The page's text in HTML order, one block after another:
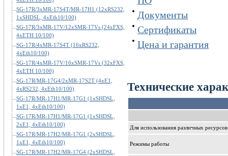
SG-17R/3xMR-17S4T/MR-17H1 (12xRS232,
1xSHDSL, 4xEth10/100)
SG-17R/3xMR-17V/12xSMR-17Vs (24xFXS,
4xETH 10/100)
SG-17R/4xMR-17S4T (16xRS232,
4xEth10/100)
SG-17R/4xMR-17V/16xSMR-17Vs (32xFXS,
4xETH 10/100)
SG-17R/MR-17G4/2xMR-17S2T (4xE1,
4xRS232, 4xEth10/100)
SG-17R/MR-17H1/MR-17G1 (1xSHDSL,
1xE1, 4xEth10/100)
SG-17R/MR-17H1/MR-17G1 (1xSHDSL,
2xE1, 4xEth10/100)
SG-17R/MR-17H2/MR-17G1 (2xSHDSL,
1xE1, 4xEth10/100)
SG-17R/MR-17H2/MR-17G4 (2xSHDSL,
Документы
Сертификаты
Цена и гарантия
Технические
Для использования различных
Режимы работы